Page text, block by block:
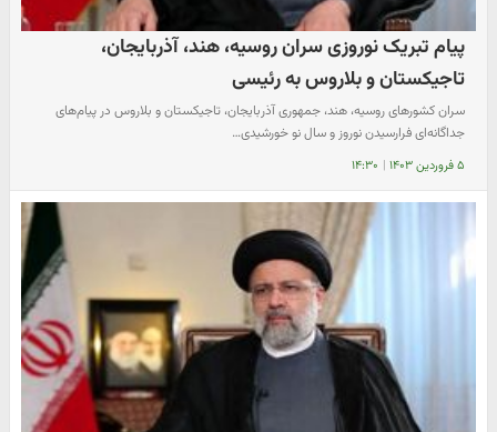
پیام تبریک نوروزی سران روسیه، هند، آذربایجان،
تاجیکستان و بلاروس به رئیسی
سران کشورهای روسیه، هند، جمهوری آذربایجان، تاجیکستان و بلاروس در پیام‌های
جداگانه‌ای فرارسیدن نوروز و سال نو خورشیدی…
۵ فروردین ۱۴۰۳ | ۱۴:۳۰